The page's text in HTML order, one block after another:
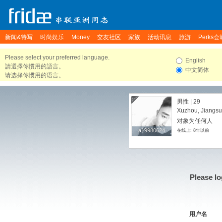
新闻&特写 时尚娱乐 Money 交友社区 家族 活动讯息 旅游 Perks会
Please select your preferred language.
請選擇你慣用的語言。
请选择你惯用的语言。
English
中文简体
a19980624
a19980624
男性 | 29
Xuzhou,
对象为任何人
在线上: 8年以前
Please
用户名